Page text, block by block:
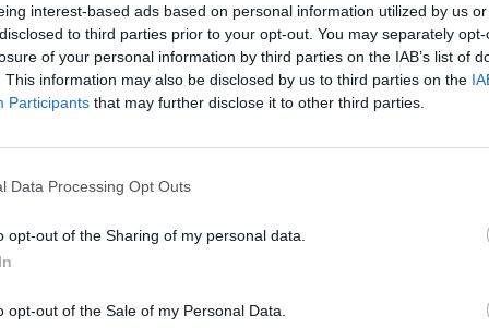
interest-based ads based on personal information utilized by us
to third parties prior to your opt-out. You may separately
of your personal information by third parties on the IAB’s list of
This information may also be disclosed by us to third parties on the
Participants that may further disclose it to other third parties.
Data Processing Opt Outs
opt-out of the Sharing of my personal data.
opt-out of the Sale of my Personal Data.
των οδικών αξόνων θα διευκολύνει την
χειμώνα και ταυτόχρονα θα αναδείξει τον
ιδιαίτερης φυσικής ομορφιάς».